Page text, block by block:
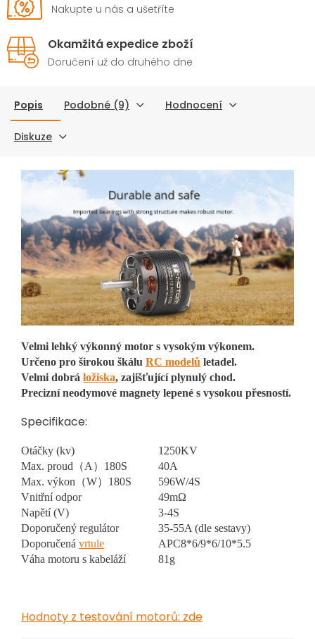
Nakupte u nás a ušetříte
Okamžitá expedice zboží
Doručení už do druhého dne
Popis Podobné (9) Hodnocení
Diskuze
Velmi lehký výkonný motor s vysokým výkonem.
Určeno pro širokou škálu RC modelů letadel.
Velmi dobrá ložiska, zajišťující plynulý chod.
Precizní neodymové magnety lepené s vysokou přesností.
Specifikace:
Otáčky (kv)
1250KV
Max. proud（A）180S
40A
Max. výkon（W）180S
596W/4S
Vnitřní odpor
49mΩ
Napětí (V)
3-4S
Doporučený regulátor
35-55A (dle sestavy)
Doporučená vrtule
APC8*6/9*6/10*5.5
Váha motoru s kabeláží
81g
Hodnoty z testování motorů: zde